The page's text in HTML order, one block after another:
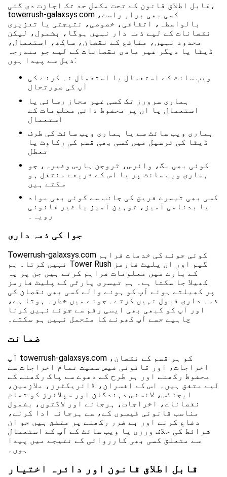
قابل اطلاق قانون کے تحت مکمل حد تک اجازت دی گئی،
towerrush-galaxsys.com کسی بھی براہِ راست،
بالواسطہ، اتفاقی، خصوصی، نتیجتی یا تعزیری
نقصانات کے لیے ذمہ دار نہیں ہوگا، بشمول، لیکن
محدود نہیں، منافع کے نقصان، ساکھ، استعمال،
ڈیٹا یا دیگر غیر مادی نقصانات کے لیے جو مندرجہ
ذیل سے پیدا ہوں:
ویب سائٹ کے استعمال یا استعمال نہ کرنے کی
آپ کی صورتحال
ہماری سرورز تک کسی غیر مجاز رسائی یا
استعمال یا ان پر محفوظ ذاتی معلومات کے
استعمال
ہماری ویب سائٹ سے یا ہماری ویب سائٹ کی طرف
ڈیٹا کی ترسیل میں کسی بھی قسم کی رکاوٹ یا
تعطل
کوئی بھی بگ، وائرس، ٹروجن ہارس وغیرہ، جو
ہماری ویب سائٹ پر یا اس کے ذریعے منتقل ہو
سکتے ہیں
کسی بھی تیسرے فریق کی جانب سے کوئی بھی مواد
یا بدنامی آمیز، توہین آمیز یا غیر قانونی
رویہ۔
جوا کی ذمہ داری
Towerrush-galaxsys.com کوئی جوئے کی خدمات فراہم
نہیں کرتا۔ ہم Tower Rush گیم اور ان پلیٹ فارمز
کے بارے میں معلومات فراہم کرتے ہیں جن پر یہ
کھیلا جا سکتا ہے۔ ہم تیسری پارٹی کے پلیٹ فارمز
پر کھیلتے ہوئے آپ کو ہونے والے کسی بھی نقصان کی
ذمہ داری قبول نہیں کرتے۔ جوئے میں خطرہ ہوتا ہے،
اور آپ کو کبھی بھی ایسی رقم سے جوئے نہیں کرنا
چاہیے جسے آپ کھونے کا متحمل نہیں ہو سکتے۔
ضمانت
آپ towerrush-galaxsys.com کو ہر قسم کے نقصان،
اخراجات، اور قانونی فیس سمیت تمام اخراجات سے
محفوظ رکھنے اور ہر طرح کے دعوے سے پاک رکھنے کے
لیے متفق ہیں۔ اس کے افسران، ڈائریکٹرز، ملازمین،
ایجنٹس، لائسنس دہندگان اور سپلائرز کو تمام
نقصانات، اخراجات، ہرجانے اور لاگتوں، بشمول
مناسب قانونی فیسوں کے، سے ہرجانہ ادا کرنے،
دفاع کرنے اور بے ضرر رکھنے پر متفق ہیں جو ان
شرائط کی خلاف ورزی یا ویب سائٹ کے آپ کے استعمال
سے متعلق کسی بھی کارروائی کے نتیجے میں پیدا
ہوں۔
قابل اطلاق قانون اور دائرہ اختیار